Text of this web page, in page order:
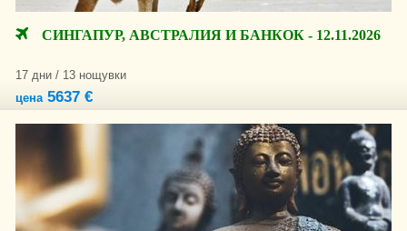
СИНГАПУР, АВСТРАЛИЯ И БАНКОК - 12.11.2026
17 дни / 13 нощувки
цена5637 €